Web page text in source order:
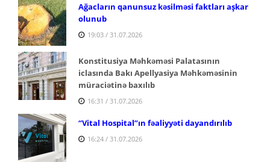
Ağacların qanunsuz kəsilməsi faktları aşkar
olunub
19:03 / 31.07.2026
Konstitusiya Məhkəməsi Palatasının
iclasında Bakı Apellyasiya Məhkəməsinin
müraciətinə baxılıb
16:31 / 31.07.2026
“Vital Hospital”ın fəaliyyəti dayandırılıb
16:24 / 31.07.2026